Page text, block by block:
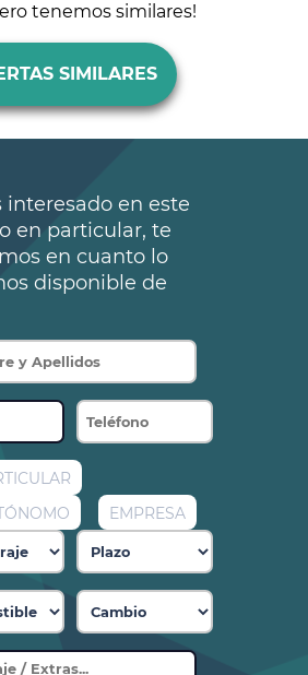
tenemos similares!
SIMILARES
interesado en este
en particular, te
en cuanto lo
disponible de
EMPRESA